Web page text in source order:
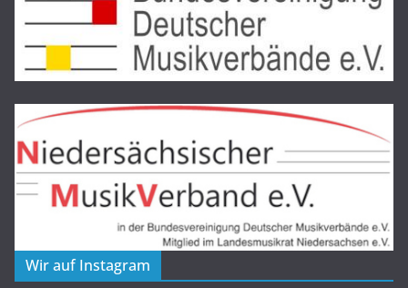
Wir auf Instagram